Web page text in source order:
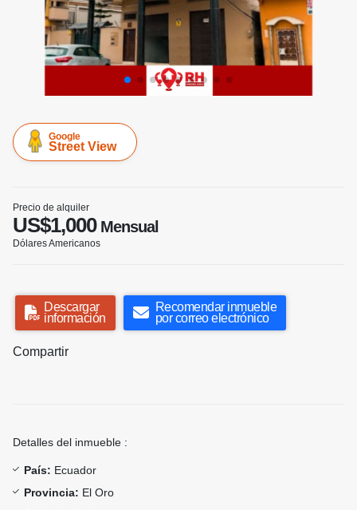
Google
Street View
Precio de alquiler
US$1,000Mensual
Dólares Americanos
Descargar
información
Recomendar inmueble
por correo electrónico
Compartir
Detalles del inmueble :
País: Ecuador
Provincia: El Oro